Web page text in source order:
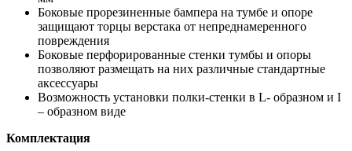
Боковые прорезиненные бампера на тумбе и опоре
защищают торцы верстака от непреднамеренного
повреждения
Боковые перфорированные стенки тумбы и опоры
позволяют размещать на них различные стандартные
аксессуары
Возможность установки полки-стенки в L- образном и I
– образном виде
Комплектация